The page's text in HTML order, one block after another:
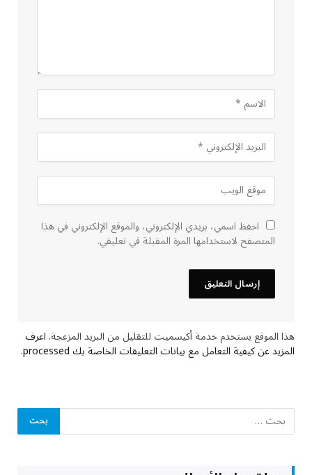
احفظ اسمي، بريدي الإلكتروني، والموقع الإلكتروني في هذا
المتصفح لاستخدامها المرة المقبلة في تعليقي.
هذا الموقع يستخدم خدمة أكيسميت للتقليل من البريد المزعجة.اعرف
المزيد عن كيفية التعامل مع بيانات التعليقات الخاصة بك processed .